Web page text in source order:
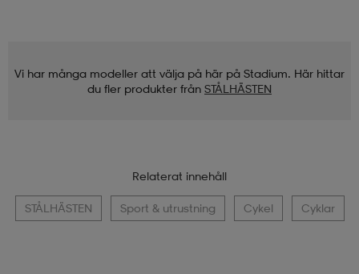
Vi har många modeller att välja på här på Stadium. Här hittar
du fler produkter från STÅLHÄSTEN
Relaterat innehåll
STÅLHÄSTEN Sport & utrustning Cykel Cyklar